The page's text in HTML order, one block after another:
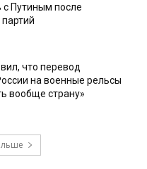
с Путиным после
что перевод
на военные рельсы
вообще страну»